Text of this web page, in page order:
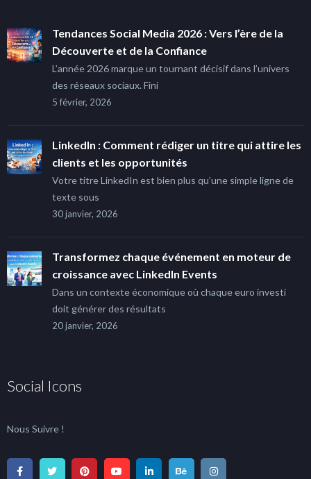
Tendances Social Media 2026 : Vers l’ère de la
Découverte et de la Confiance
L’année 2026 marque un tournant décisif dans l’univers
des réseaux sociaux. Fini
5 février, 2026
LinkedIn : Comment rédiger un titre qui attire les
clients et les opportunités
Votre titre LinkedIn est bien plus qu’une simple ligne de
texte sous
30 janvier, 2026
Transformez chaque événement en moteur de
croissance avec LinkedIn Events
Dans un contexte économique où chaque euro investi
doit générer des résultats
20 janvier, 2026
Social Icons
Nous Suivre !